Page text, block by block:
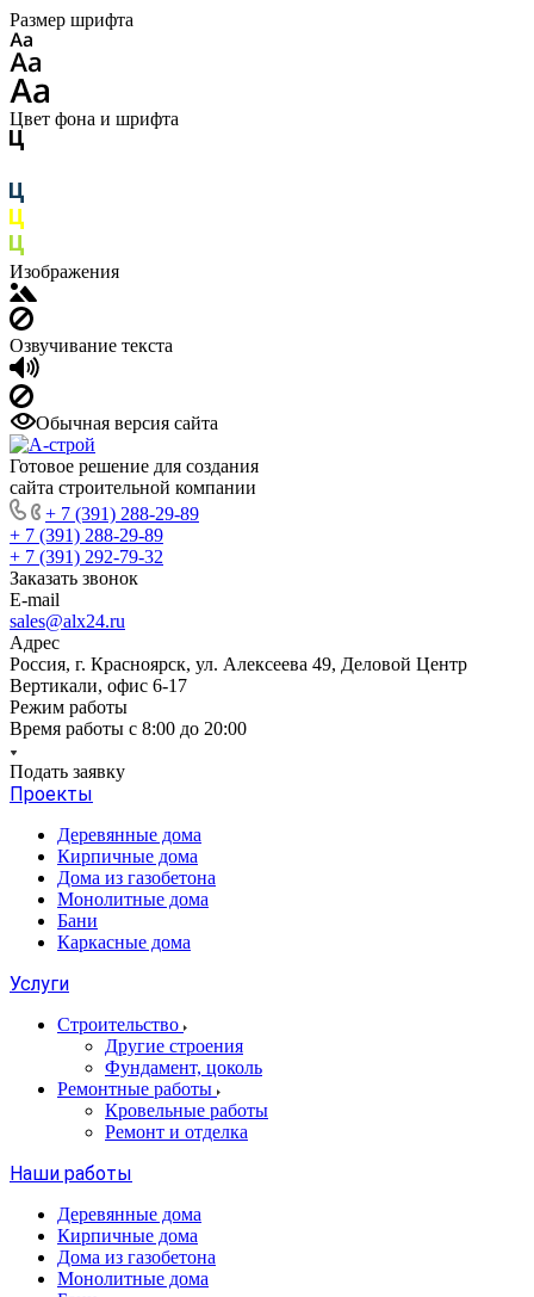
Размер шрифта
Цвет фона и шрифта
Изображения
Озвучивание текста
Обычная версия сайта
Готовое решение для создания
сайта строительной компании
+ 7 (391) 288-29-89
+ 7 (391) 288-29-89
+ 7 (391) 292-79-32
Заказать звонок
E-mail
sales@alx24.ru
Адрес
Россия, г. Красноярск, ул. Алексеева 49, Деловой Центр
Вертикали, офис 6-17
Режим работы
Время работы с 8:00 до 20:00
Подать заявку
Проекты
Деревянные дома
Кирпичные дома
Дома из газобетона
Монолитные дома
Бани
Каркасные дома
Услуги
Строительство
Другие строения
Фундамент, цоколь
Ремонтные работы
Кровельные работы
Ремонт и отделка
Наши работы
Деревянные дома
Кирпичные дома
Дома из газобетона
Монолитные дома